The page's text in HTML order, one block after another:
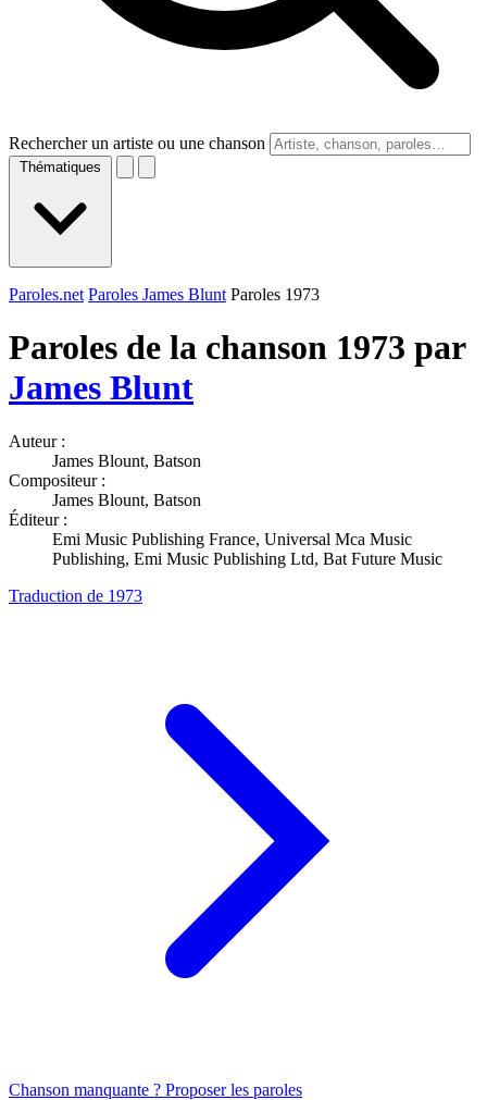
Rechercher un artiste ou une chanson
Thématiques
Paroles.net Paroles James Blunt Paroles 1973
Paroles de la chanson 1973 par
James Blunt
Auteur :
James Blount, Batson
Compositeur :
James Blount, Batson
Éditeur :
Emi Music Publishing France, Universal Mca Music
Publishing, Emi Music Publishing Ltd, Bat Future Music
Traduction de 1973
Chanson manquante ? Proposer les paroles